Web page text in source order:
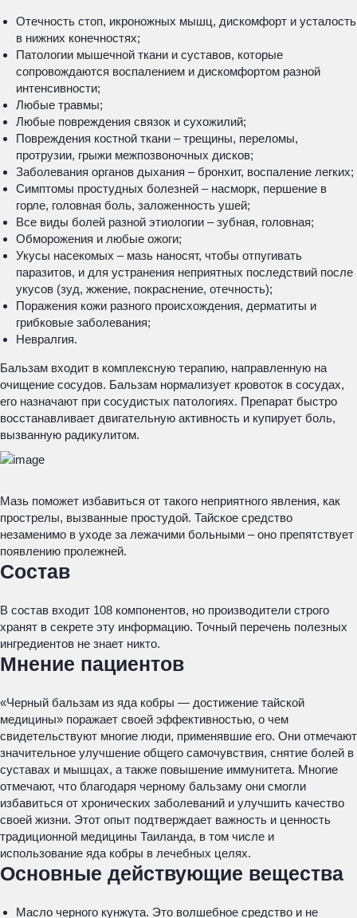
Отечность стоп, икроножных мышц, дискомфорт и усталость
в нижних конечностях;
Патологии мышечной ткани и суставов, которые
сопровождаются воспалением и дискомфортом разной
интенсивности;
Любые травмы;
Любые повреждения связок и сухожилий;
Повреждения костной ткани – трещины, переломы,
протрузии, грыжи межпозвоночных дисков;
Заболевания органов дыхания – бронхит, воспаление легких;
Симптомы простудных болезней – насморк, першение в
горле, головная боль, заложенность ушей;
Все виды болей разной этиологии – зубная, головная;
Обморожения и любые ожоги;
Укусы насекомых – мазь наносят, чтобы отпугивать
паразитов, и для устранения неприятных последствий после
укусов (зуд, жжение, покраснение, отечность);
Поражения кожи разного происхождения, дерматиты и
грибковые заболевания;
Невралгия.
Бальзам входит в комплексную терапию, направленную на
очищение сосудов. Бальзам нормализует кровоток в сосудах,
его назначают при сосудистых патологиях. Препарат быстро
восстанавливает двигательную активность и купирует боль,
вызванную радикулитом.
Мазь поможет избавиться от такого неприятного явления, как
прострелы, вызванные простудой. Тайское средство
незаменимо в уходе за лежачими больными – оно препятствует
появлению пролежней.
Состав
В состав входит 108 компонентов, но производители строго
хранят в секрете эту информацию. Точный перечень полезных
ингредиентов не знает никто.
Мнение пациентов
«Черный бальзам из яда кобры — достижение тайской
медицины» поражает своей эффективностью, о чем
свидетельствуют многие люди, применявшие его. Они отмечают
значительное улучшение общего самочувствия, снятие болей в
суставах и мышцах, а также повышение иммунитета. Многие
отмечают, что благодаря черному бальзаму они смогли
избавиться от хронических заболеваний и улучшить качество
своей жизни. Этот опыт подтверждает важность и ценность
традиционной медицины Таиланда, в том числе и
использование яда кобры в лечебных целях.
Основные действующие вещества
Масло черного кунжута. Это волшебное средство и не